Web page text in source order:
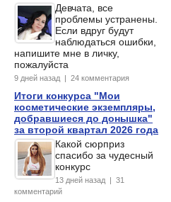
Девчата, все
проблемы устранены.
Если вдруг будут
наблюдаться ошибки,
напишите мне в личку,
пожалуйста
9 дней назад | 24 комментария
Итоги конкурса "Мои
косметические экземпляры,
добравшиеся до донышка"
за второй квартал 2026 года
Какой сюрприз
спасибо за чудесный
конкурс
13 дней назад | 31
комментарий